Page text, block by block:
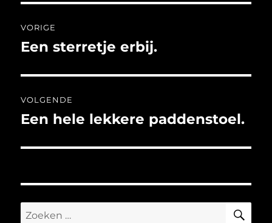
navigatie
VORIGE
Vorig
Een sterretje erbij.
VOLGENDE
Volgend
Een hele lekkere paddenstoel.
Zoeken